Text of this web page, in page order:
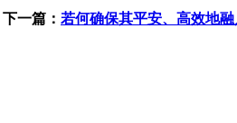
下一篇： 若何确保其平安、高效地